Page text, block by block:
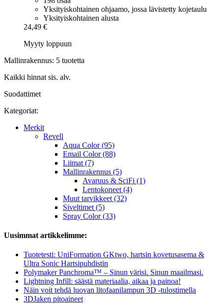
Yksityiskohtainen ohjaamo, jossa lävistetty kojetaulu
Yksityiskohtainen alusta
24,49 €
Myyty loppuun
Mallinrakennus: 5 tuotetta
Kaikki hinnat sis. alv.
Suodattimet
Kategoriat:
Merkit
Revell
Aqua Color (95)
Email Color (88)
Liimat (7)
Mallinrakennus (5)
Avaruus & SciFi (1)
Lentokoneet (4)
Muut tarvikkeet (32)
Siveltimet (5)
Spray Color (33)
Uusimmat artikkelimme:
Tuotetesti: UniFormation GKtwo, hartsin kovetusasema &
Ultra Sonic Hartsipuhdistin
Polymaker Panchroma™ – Sinun värisi. Sinun maailmasi.
Lightning Infill: säästä materiaalia, aikaa ja painoa!
Näin voit tehdä luovan litofaanilampun 3D -tulostimella
3DJaken pitoaineet